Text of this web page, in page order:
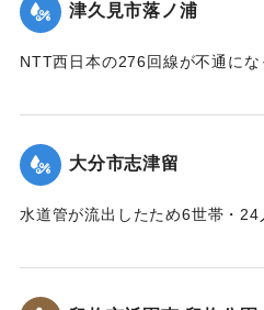
津久見市落ノ浦
NTT西日本の276回線が不通に
大分市志津留
水道管が流出したため6世帯・